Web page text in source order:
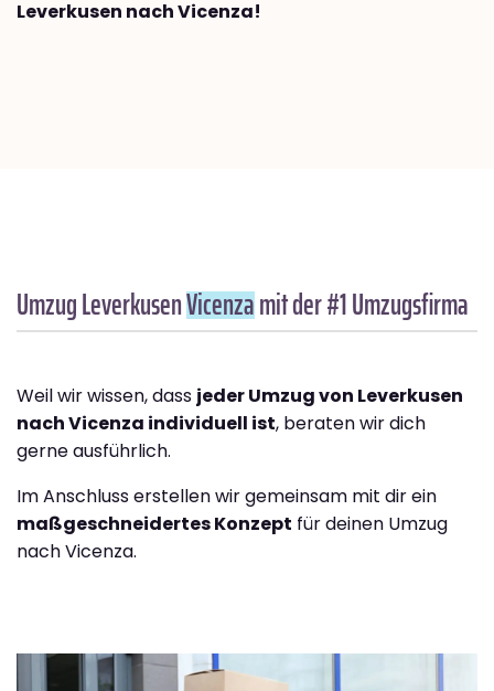
Leverkusen nach Vicenza!
Umzug LeverkusenVicenzamit der #1 Umzugsfirma
Weil wir wissen, dass jeder Umzug von Leverkusen
nach Vicenza individuell ist, beraten wir dich
gerne ausführlich.
Im Anschluss erstellen wir gemeinsam mit dir ein
maßgeschneidertes Konzept für deinen Umzug
nach Vicenza.